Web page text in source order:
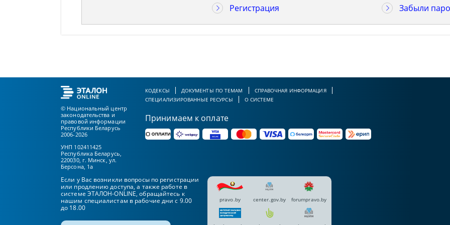
Регистрация Забыли
© Национальный центр
законодательства и
правовой информации
Республики Беларусь
2006-2026
УНП 102411425
Республика Беларусь,
220030, г. Минск, ул.
Берсона, 1а
КОДЕКСЫ ДОКУМЕНТЫ ПО ТЕМАМ
СПРАВОЧНАЯ ИНФОРМАЦИЯ
СПЕЦИАЛИЗИРОВАННЫЕ РЕСУРСЫ
О СИСТЕМЕ
Принимаем к оплате
Если у Вас возникли вопросы по регистрации
или продлению доступа, а также работе в
системе ЭТАЛОН-ONLINE, обращайтесь к
нашим специалистам в рабочие дни с 9.00
до 18.00
pravo.by center.gov.by forumpravo.by